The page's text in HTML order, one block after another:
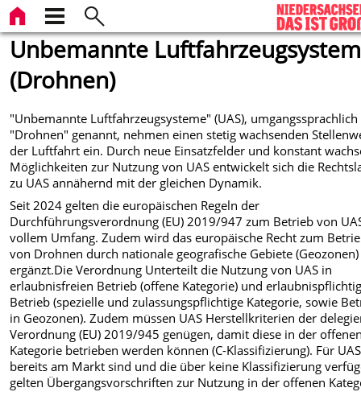
Unbemannte
(Drohnen)
"Unbemannte Luftfahrzeugsysteme" (UAS), umgangssprachlich
"Drohnen" genannt, nehmen einen stetig wachsenden
der Luftfahrt ein. Durch neue Einsatzfelder und konstant
Möglichkeiten zur Nutzung von UAS entwickelt sich die
zu UAS annähernd mit der gleichen Dynamik.
Seit 2024 gelten die europäischen Regeln der
Durchführungsverordnung (EU) 2019/947 zum Betrieb von
vollem Umfang. Zudem wird das europäische Recht zum
von Drohnen durch nationale geografische Gebiete (Geozonen)
ergänzt.Die Verordnung Unterteilt die Nutzung von UAS in
erlaubnisfreien Betrieb (offene Kategorie) und
Betrieb (spezielle und zulassungspflichtige Kategorie, sowie
in Geozonen). Zudem müssen UAS Herstellkriterien der
Verordnung (EU) 2019/945 genügen, damit diese in der
Kategorie betrieben werden können (C-Klassifizierung). Für
bereits am Markt sind und die über keine Klassifizierung
gelten Übergangsvorschriften zur Nutzung in der offenen